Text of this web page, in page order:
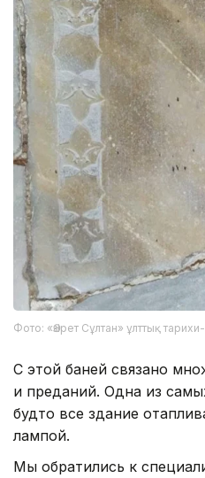
Фото: «Әзірет Сұлтан» ұлттық
С этой баней связано
и преданий. Одна из
будто все здание
лампой.
Мы обратились к